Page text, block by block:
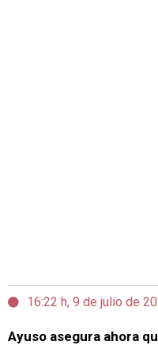
16:22 h, 9 de julio de
Ayuso asegura ahora